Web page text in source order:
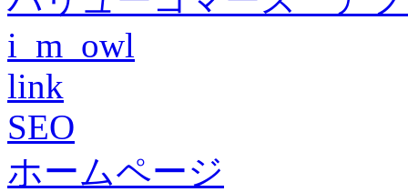
i_m_owl
link
SEO
ホームページ